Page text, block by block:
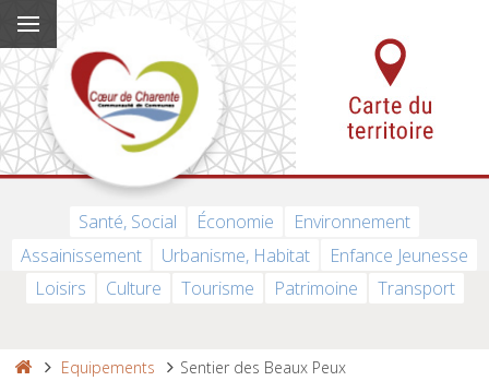
Santé, Social Économie
Environnement
Assainissement
Urbanisme, Habitat
Enfance Jeunesse
Loisirs
Culture Tourisme Patrimoine Transport
Equipements Sentier des Beaux Peux